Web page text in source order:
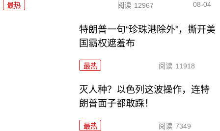
最热 阅读 12967 08-04
特朗普一句“珍珠港除外”，撕开美
国霸权遮羞布
最热 阅读 11918
灭人种？以色列这波操作，连特
朗普面子都敢踩！
最热 阅读 7349